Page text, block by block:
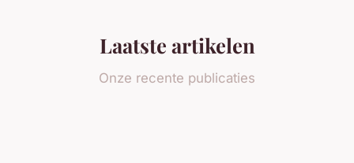
Laatste artikelen
Onze recente publicaties